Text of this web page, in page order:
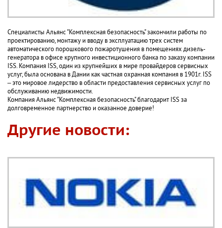
Специалисты Альянс "Комплексная безопасность" закончили работы по
проектированию, монтажу и вводу в эксплуатацию трех систем
автоматического порошкового пожаротушения в помещениях дизель-
генератора в офисе крупного инвестиционного банка по заказу компании
ISS. Компания ISS, один из крупнейших в мире провайдеров сервисных
услуг, была основана в Дании как частная охранная компания в 1901г. ISS
– это мировое лидерство в области предоставления сервисных услуг по
обслуживанию недвижимости.
Компания Альянс "Комплексная безопасность" благодарит ISS за
долговременное партнерство и оказанное доверие!
Другие новости: